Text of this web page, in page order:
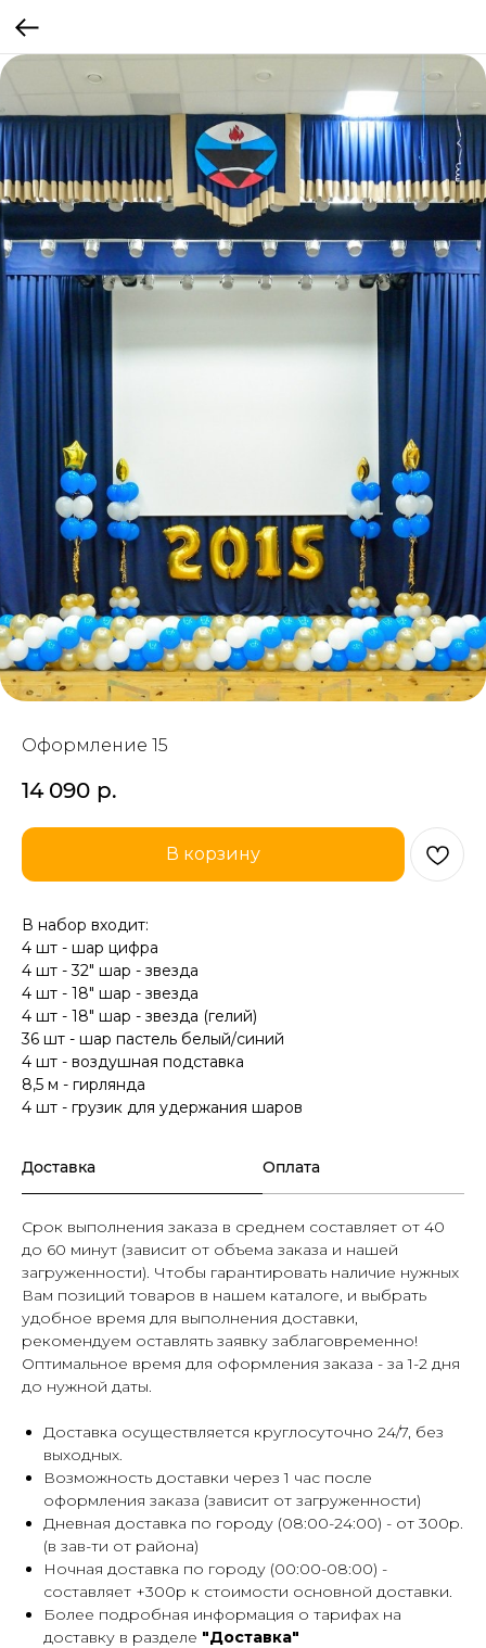
Оформление 15
14 090 р.
В корзину
В набор входит:
4 шт - шар цифра
4 шт - 32" шар - звезда
4 шт - 18" шар - звезда
4 шт - 18" шар - звезда (гелий)
36 шт - шар пастель белый/синий
4 шт - воздушная подставка
8,5 м - гирлянда
4 шт - грузик для удержания шаров
Доставка Оплата
Срок выполнения заказа в среднем составляет от 40
до 60 минут (зависит от объема заказа и нашей
загруженности). Чтобы гарантировать наличие нужных
Вам позиций товаров в нашем каталоге, и выбрать
удобное время для выполнения доставки,
рекомендуем оставлять заявку заблаговременно!
Оптимальное время для оформления заказа - за 1-2 дня
до нужной даты.
Доставка осуществляется круглосуточно 24/7, без
выходных.
Возможность доставки через 1 час после
оформления заказа (зависит от загруженности)
Дневная доставка по городу (08:00-24:00) - от 300р.
(в зав-ти от района)
Ночная доставка по городу (00:00-08:00) -
составляет +300р к стоимости основной доставки.
Более подробная информация о тарифах на
доставку в разделе "Доставка"